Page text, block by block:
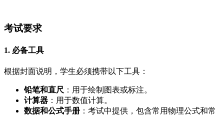
考试要求
1. 必备工具
根据封面说明，学生必须携带以下工具：
铅笔和直尺 ：用于绘制图表或标注。
计算器 ：用于数值计算。
数据和公式手册 ：考试中提供，包含常用物理公式和常